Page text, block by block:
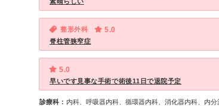
整形外科 5.0
脊柱管狭窄症
5.0
早いです見事な手術で術後11日で退院予定
診療科： 内科、呼吸器内科、循環器内科、消化器内科、内